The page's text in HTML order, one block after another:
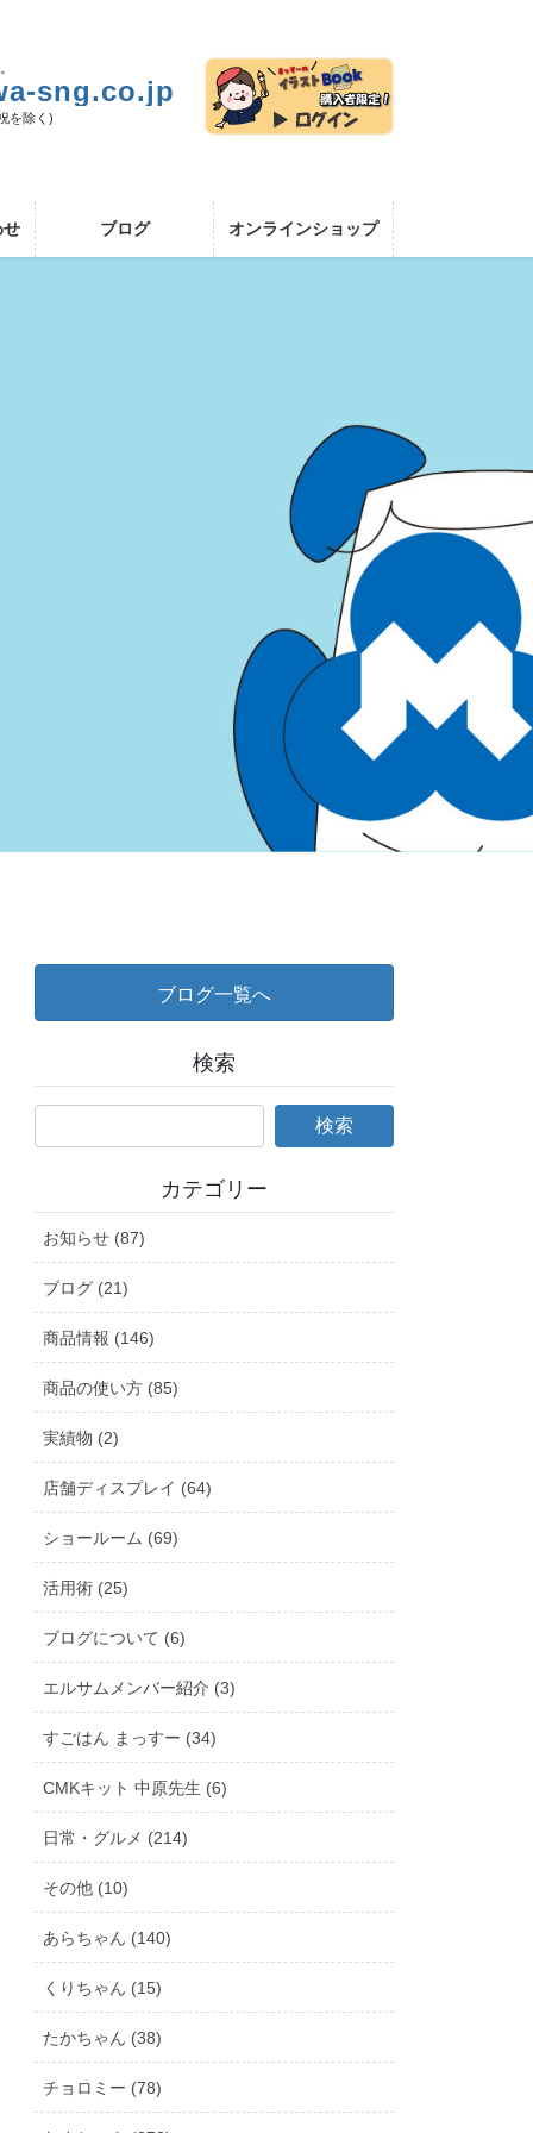
sng.co.jp
を除く)
せ ブログ オンラインショップ
ブログ一覧へ
検索
カテゴリー
お知らせ (87)
ブログ (21)
商品情報 (146)
商品の使い方 (85)
実績物 (2)
店舗ディスプレイ (64)
ショールーム (69)
活用術 (25)
ブログについて (6)
エルサムメンバー紹介 (3)
すごはん まっすー (34)
CMKキット 中原先生 (6)
日常・グルメ (214)
その他 (10)
あらちゃん (140)
くりちゃん (15)
たかちゃん (38)
チョロミー (78)